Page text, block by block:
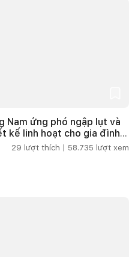
Nam ứng phó ngập lụt và
kế linh hoạt cho gia đình 3
29 lượt thích | 58.735 lượt xem